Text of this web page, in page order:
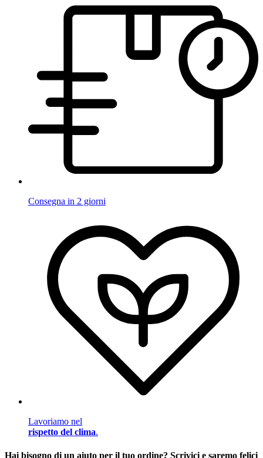
Consegna in 2 giorni
Lavoriamo nel
rispetto del clima.
Hai bisogno di un aiuto per il tuo ordine? Scrivici e saremo felici